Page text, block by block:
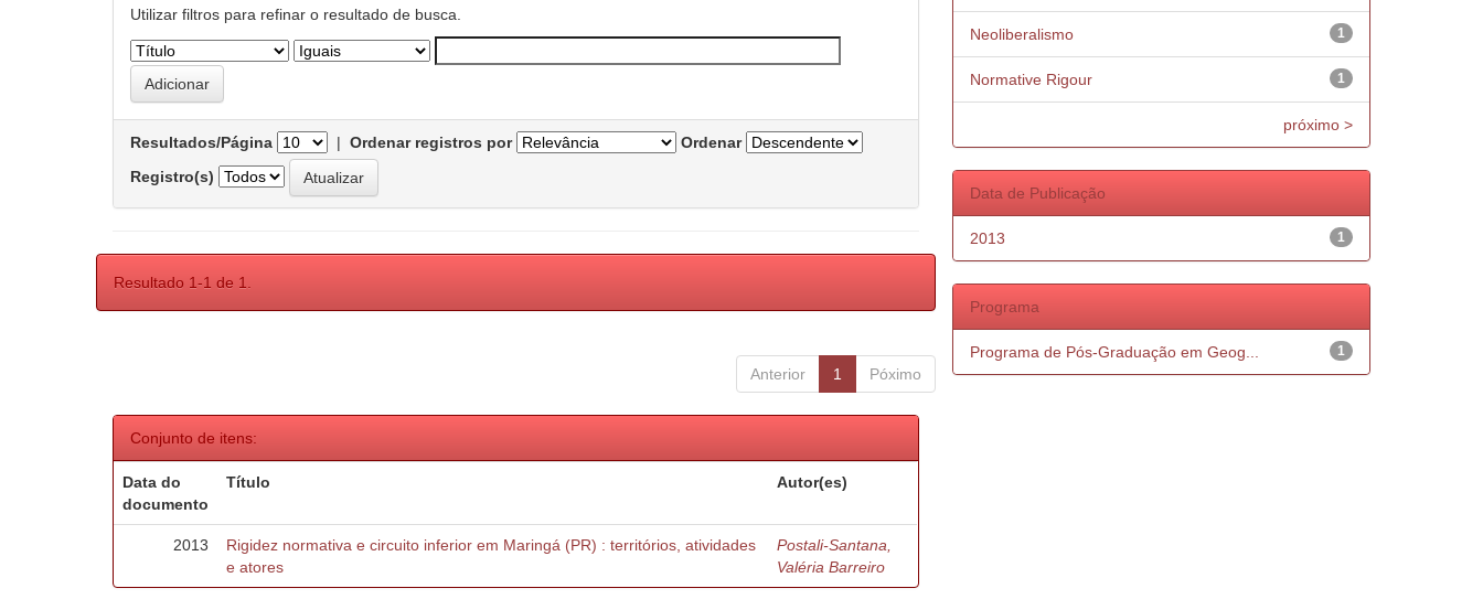
Utilizar filtros para refinar o resultado de busca.
Resultados/Página | Ordenar registros por
Ordenar
Registro(s)
Resultado 1-1 de 1.
Anterior 1 Póximo
Conjunto de itens:
Data do
documento
Título Autor(es)
2013
Rigidez normativa e circuito inferior em Maringá (PR) : territórios, atividades
e atores
Postali-Santana,
Valéria Barreiro
1
Neoliberalismo
1
Normative Rigour
próximo >
Data de Publicação
1
2013
Programa
1
Programa de Pós-Graduação em Geog...